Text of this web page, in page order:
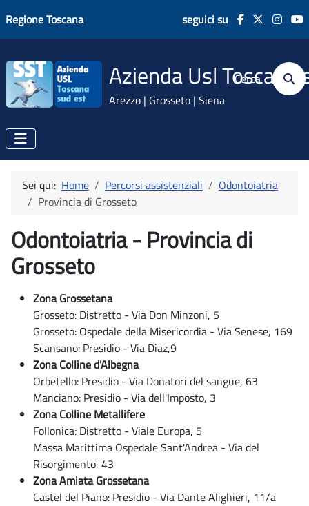
Regione Toscana seguici su
Azienda Usl Toscana
Arezzo | Grosseto | Siena
Cerca
Sei qui: Home Percorsi assistenziali
Odontoiatria
Provincia di Grosseto
Odontoiatria - Provincia di
Grosseto
Zona Grossetana
Grosseto: Distretto - Via Don Minzoni, 5
Grosseto: Ospedale della Misericordia - Via Senese, 169
Scansano: Presidio - Via Diaz,9
Zona Colline d'Albegna
Orbetello: Presidio - Via Donatori del sangue, 63
Manciano: Presidio - Via dell'Imposto, 3
Zona Colline Metallifere
Follonica: Distretto - Viale Europa, 5
Massa Marittima Ospedale Sant'Andrea - Via del
Risorgimento, 43
Zona Amiata Grossetana
Castel del Piano: Presidio - Via Dante Alighieri, 11/a